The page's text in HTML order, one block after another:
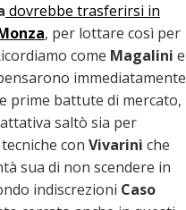
dovrebbe trasferirsi in
, per lottare così per
come Magalini e
immediatamente
prime battute di mercato,
saltò sia per
con Vivarini che
sua di non scendere in
indiscrezioni Caso